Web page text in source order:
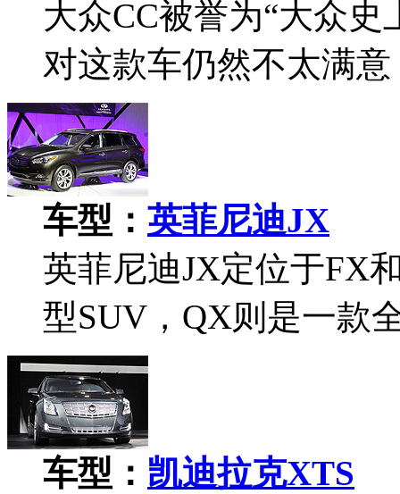
大众CC被誉为“大众
对这款车仍然不太满
车型： 英菲尼迪JX
英菲尼迪JX定位于FX
型SUV，QX则是一
车型： 凯迪拉克XTS